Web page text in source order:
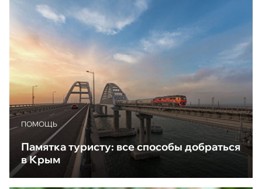
ПОМОЩЬ
Памятка туристу: все способы добраться
в Крым